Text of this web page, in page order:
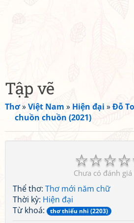
Tập vẽ
Thơ»Việt Nam » Hiện đại »Đỗ
chuồn chuồn (2021)
☆
☆
☆
☆
Chưa có đánh giá
Thể thơ: Thơ mới năm chữ
Thời kỳ: Hiện đại
Từ khoá:
thơ thiếu nhi (2203)